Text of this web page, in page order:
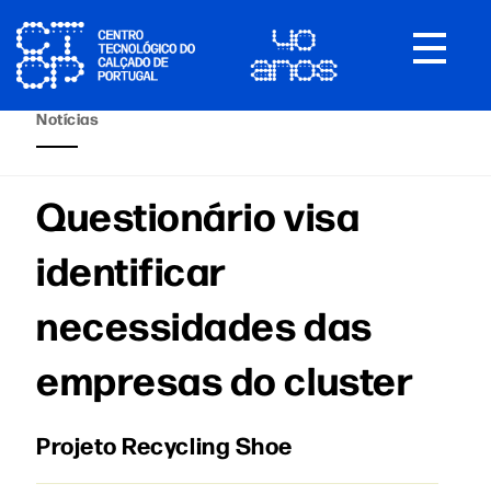
Toggle
Notícias
Questionário visa
identificar
necessidades das
empresas do cluster
Projeto Recycling Shoe